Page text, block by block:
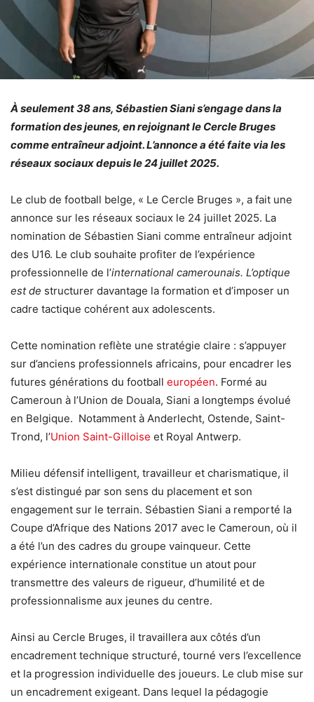
À seulement 38 ans, Sébastien Siani s’engage dans la
formation des jeunes, en rejoignant le Cercle Bruges
comme entraîneur adjoint. L’annonce a été faite via les
réseaux sociaux depuis le 24 juillet 2025.
Le club de football belge, « Le Cercle Bruges », a fait une
annonce sur les réseaux sociaux le 24 juillet 2025. La
nomination de Sébastien Siani comme entraîneur adjoint
des U16. Le club souhaite profiter de l’expérience
professionnelle de l’international camerounais. L’optique
est de structurer davantage la formation et d’imposer un
cadre tactique cohérent aux adolescents.
Cette nomination reflète une stratégie claire : s’appuyer
sur d’anciens professionnels africains, pour encadrer les
futures générations du football européen. Formé au
Cameroun à l’Union de Douala, Siani a longtemps évolué
en Belgique. Notamment à Anderlecht, Ostende, Saint-
Trond, l’Union Saint-Gilloise et Royal Antwerp.
Milieu défensif intelligent, travailleur et charismatique, il
s’est distingué par son sens du placement et son
engagement sur le terrain. Sébastien Siani a remporté la
Coupe d’Afrique des Nations 2017 avec le Cameroun, où il
a été l’un des cadres du groupe vainqueur. Cette
expérience internationale constitue un atout pour
transmettre des valeurs de rigueur, d’humilité et de
professionnalisme aux jeunes du centre.
Ainsi au Cercle Bruges, il travaillera aux côtés d’un
encadrement technique structuré, tourné vers l’excellence
et la progression individuelle des joueurs. Le club mise sur
un encadrement exigeant. Dans lequel la pédagogie